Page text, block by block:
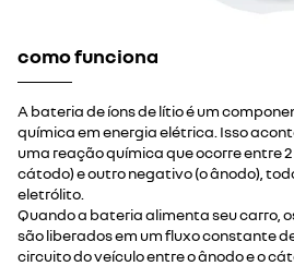
como funciona
A bateria de íons de lítio é um
química em energia elétrica. Isso
uma reação química que ocorre entre
cátodo) e outro negativo (o ânodo),
eletrólito.
Quando a bateria alimenta seu carro,
são liberados em um fluxo constante
circuito do veículo entre o ânodo e o